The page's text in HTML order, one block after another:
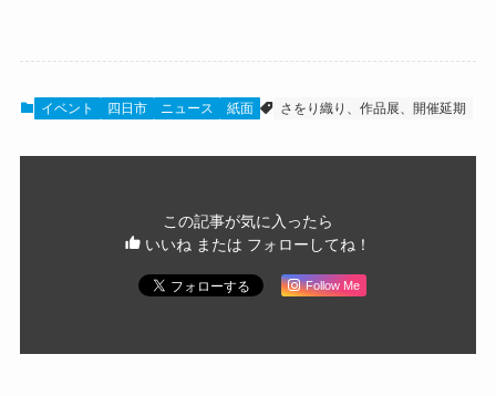
イベント 四日市 ニュース 紙面 さをり織り、作品展、開催延期
この記事が気に入ったら
いいね または フォローしてね！
Follow Me